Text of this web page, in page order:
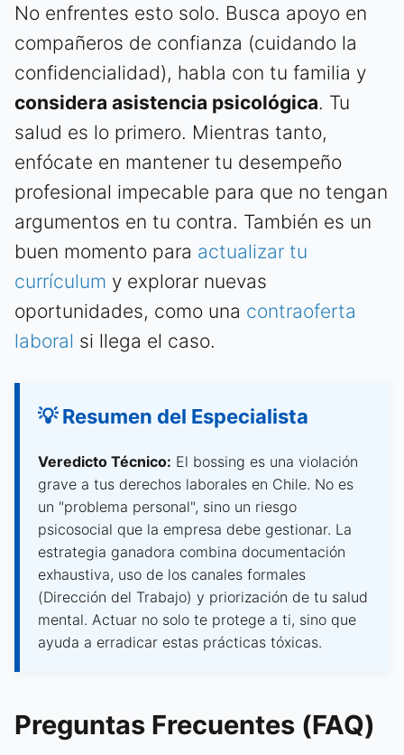
No enfrentes esto solo. Busca apoyo en
compañeros de confianza (cuidando la
confidencialidad), habla con tu familia y
considera asistencia psicológica. Tu
salud es lo primero. Mientras tanto,
enfócate en mantener tu desempeño
profesional impecable para que no tengan
argumentos en tu contra. También es un
buen momento para actualizar tu
currículum y explorar nuevas
oportunidades, como una contraoferta
laboral si llega el caso.
💡 Resumen del Especialista
Veredicto Técnico: El bossing es una violación
grave a tus derechos laborales en Chile. No es
un "problema personal", sino un riesgo
psicosocial que la empresa debe gestionar. La
estrategia ganadora combina documentación
exhaustiva, uso de los canales formales
(Dirección del Trabajo) y priorización de tu salud
mental. Actuar no solo te protege a ti, sino que
ayuda a erradicar estas prácticas tóxicas.
Preguntas Frecuentes (FAQ)